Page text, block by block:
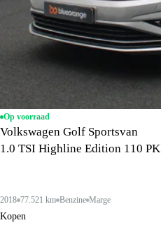
Op voorraad
Volkswagen Golf Sportsvan
1.0 TSI Highline Edition 110 PK
2018 77.521 km Benzine Marge
Kopen